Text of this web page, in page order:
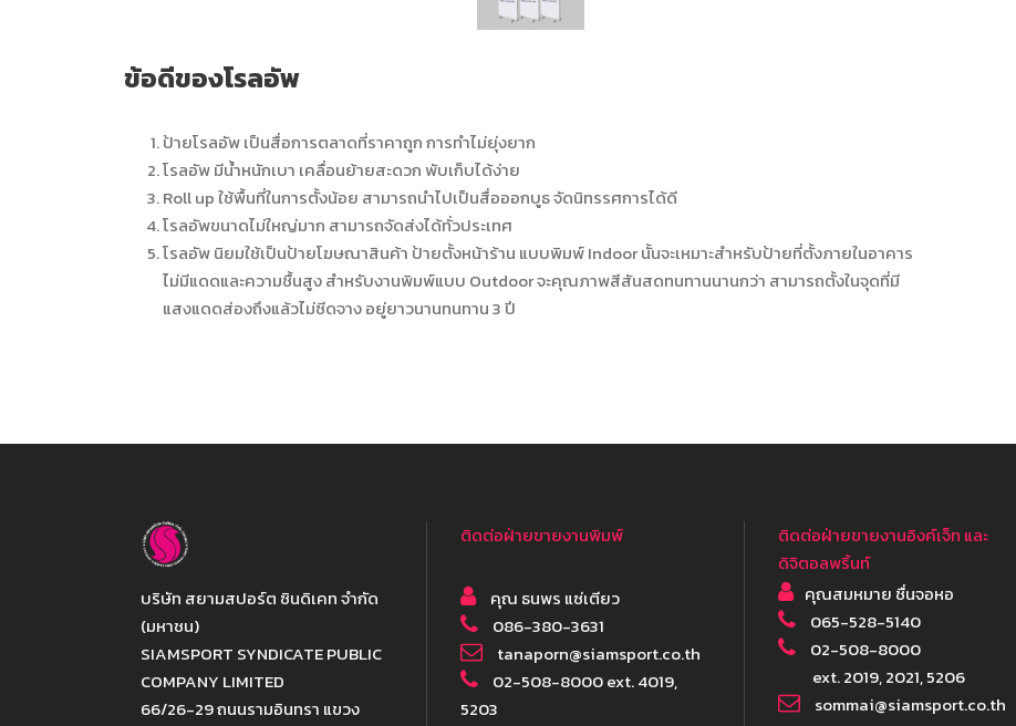
ข้อดีของโรลอัพ
ป้ายโรลอัพ เป็นสื่อการตลาดที่ราคาถูก การทำไม่ยุ่งยาก
โรลอัพ มีน้ำหนักเบา เคลื่อนย้ายสะดวก พับเก็บได้ง่าย
Roll up ใช้พื้นที่ในการตั้งน้อย สามารถนำไปเป็นสื่อออกบูธ จัดนิทรรศการได้ดี
โรลอัพขนาดไม่ใหญ่มาก สามารถจัดส่งได้ทั่วประเทศ
โรลอัพ นิยมใช้เป็นป้ายโฆษณาสินค้า ป้ายตั้งหน้าร้าน แบบพิมพ์ Indoor นั้นจะเหมาะสำหรับป้ายที่ตั้งภายในอาคาร
ไม่มีแดดและความชื้นสูง สำหรับงานพิมพ์แบบ Outdoor จะคุณภาพสีสันสดทนทานนานกว่า สามารถตั้งในจุดที่มี
แสงแดดส่องถึงแล้วไม่ซีดจาง อยู่ยาวนานทนทาน 3 ปี
บริษัท สยามสปอร์ต ซินดิเคท จำกัด
(มหาชน)
SIAMSPORT SYNDICATE PUBLIC
COMPANY LIMITED
66/26-29 ถนนรามอินทรา แขวง
ติดต่อฝ่ายขายงานพิมพ์
คุณ ธนพร แซ่เตียว
086-380-3631
tanaporn@siamsport.co.th
02-508-8000 ext. 4019,
5203
ติดต่อฝ่ายขายงานอิงค์เจ็ท และ
ดิจิตอลพริ้นท์
คุณสมหมาย ชื่นจอหอ
065-528-5140
02-508-8000
ext. 2019, 2021, 5206
sommai@siamsport.co.th